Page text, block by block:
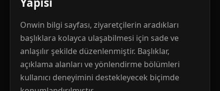
Onwin bilgi sayfası, ziyaretçilerin aradıkları
başlıklara kolayca ulaşabilmesi için sade ve
anlaşılır şekilde düzenlenmiştir. Başlıklar,
açıklama alanları ve yönlendirme bölümleri
kullanıcı deneyimini destekleyecek biçimde